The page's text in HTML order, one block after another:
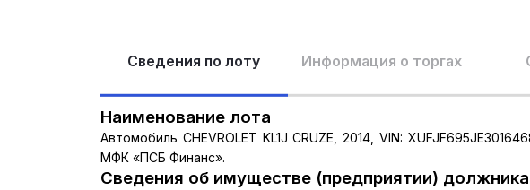
Сведения по лоту Информация о торгах
Наименование лота
Автомобиль CHEVROLET KL1J CRUZE, 2014, VIN:
МФК «ПСБ Финанс».
Сведения об имуществе (предприятии)